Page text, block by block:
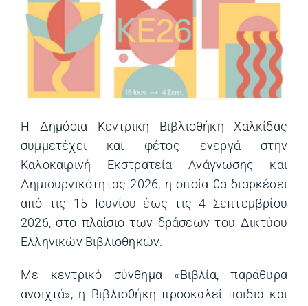
Η Δημόσια Κεντρική Βιβλιοθήκη Χαλκίδας
συμμετέχει και φέτος ενεργά στην
Καλοκαιρινή Εκστρατεία Ανάγνωσης και
Δημιουργικότητας 2026, η οποία θα διαρκέσει
από τις 15 Ιουνίου έως τις 4 Σεπτεμβρίου
2026, στο πλαίσιο των δράσεων του Δικτύου
Ελληνικών Βιβλιοθηκών.
Με κεντρικό σύνθημα «Βιβλία, παράθυρα
ανοιχτά», η Βιβλιοθήκη προσκαλεί παιδιά και